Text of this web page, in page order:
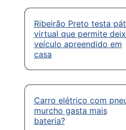
Ribeirão Preto testa
virtual que permite
veículo apreendido em
casa
Carro elétrico com
murcho gasta mais
bateria?